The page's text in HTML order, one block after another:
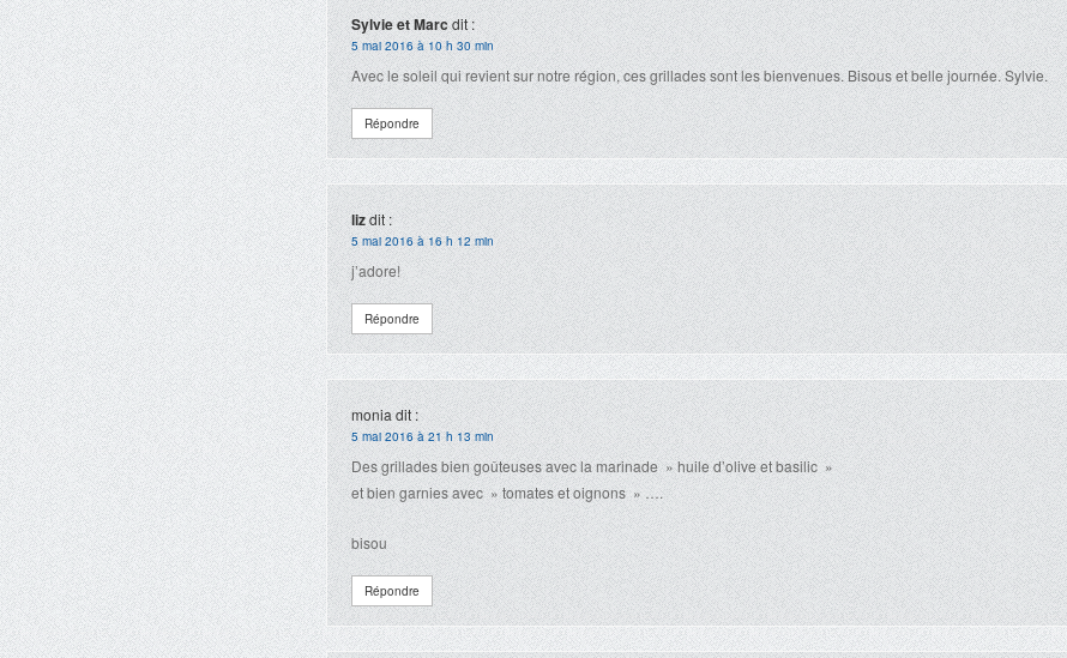
Sylvie et Marcdit :
5 mai 2016 à 10 h 30 min
Avec le soleil qui revient sur notre région, ces grillades sont les bienvenues. Bisous et belle journée. Sylvie.
Répondre
lizdit :
5 mai 2016 à 16 h 12 min
j’adore!
Répondre
moniadit :
5 mai 2016 à 21 h 13 min
Des grillades bien goûteuses avec la marinade » huile d’olive et basilic »
et bien garnies avec » tomates et oignons » ….
bisou
Répondre